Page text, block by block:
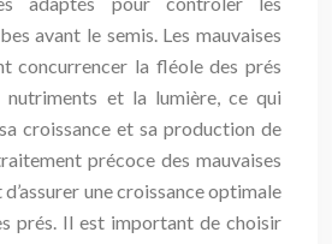
avant le semis. Les mauvaises
concurrencer la fléole des prés
nutriments et la lumière, ce qui
croissance et sa production de
précoce des mauvaises
une croissance optimale
prés. Il est important de choisir